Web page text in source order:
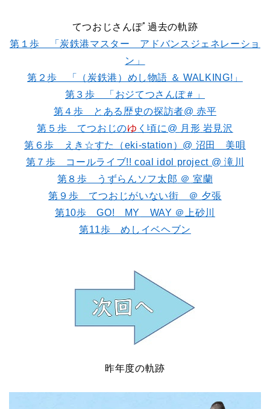
てつおじさんぽﾟ過去の軌跡
第１歩 「炭鉄港マスター アドバンスジェネレーショ
ン」
第２歩 「（炭鉄港）めし物語 ＆ WALKING! 」
第３歩 「おジてつさんぽ＃」
第４歩 とある歴史の探訪者@赤平
第５歩 てつおじのゆ く頃に@ 月形 岩見沢
第６歩 えき☆すた（eki-station ）@ 沼田 美唄
第７歩 コールライブ!! coal idol project @ 滝川
第８歩 うずらんソフ太郎 ＠ 室蘭
第９歩 てつおじがいない街 ＠ 夕張
第10歩 GO! MY WAY ＠
上砂川
第11歩 めしイベヘブン
昨年度の軌跡